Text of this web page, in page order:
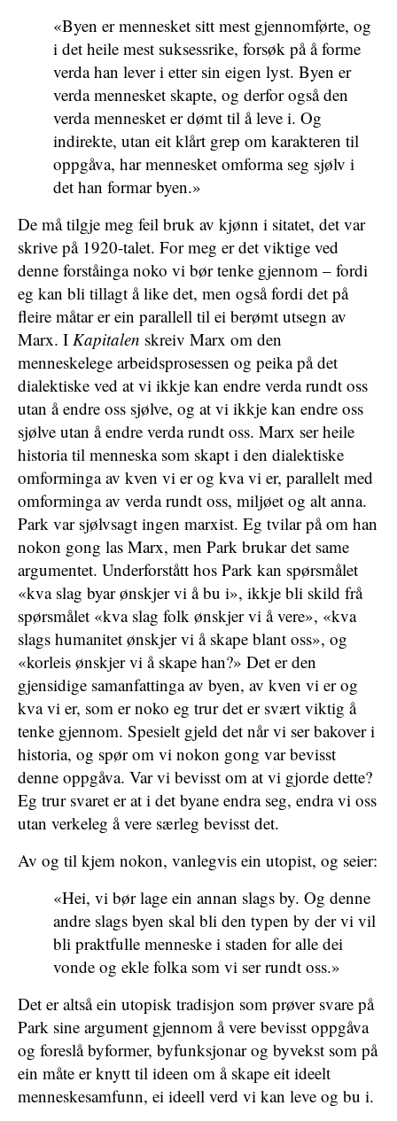
«Byen er mennesket sitt mest gjennomførte, og
i det heile mest suksessrike, forsøk på å forme
verda han lever i etter sin eigen lyst. Byen er
verda mennesket skapte, og derfor også den
verda mennesket er dømt til å leve i. Og
indirekte, utan eit klårt grep om karakteren til
oppgåva, har mennesket omforma seg sjølv i
det han formar byen.»
De må tilgje meg feil bruk av kjønn i sitatet, det var
skrive på 1920-talet. For meg er det viktige ved
denne forståinga noko vi bør tenke gjennom – fordi
eg kan bli tillagt å like det, men også fordi det på
fleire måtar er ein parallell til ei berømt utsegn av
Marx. I Kapitalen skreiv Marx om den
menneskelege arbeidsprosessen og peika på det
dialektiske ved at vi ikkje kan endre verda rundt oss
utan å endre oss sjølve, og at vi ikkje kan endre oss
sjølve utan å endre verda rundt oss. Marx ser heile
historia til menneska som skapt i den dialektiske
omforminga av kven vi er og kva vi er, parallelt med
omforminga av verda rundt oss, miljøet og alt anna.
Park var sjølvsagt ingen marxist. Eg tvilar på om han
nokon gong las Marx, men Park brukar det same
argumentet. Underforstått hos Park kan spørsmålet
«kva slag byar ønskjer vi å bu i», ikkje bli skild frå
spørsmålet «kva slag folk ønskjer vi å vere», «kva
slags humanitet ønskjer vi å skape blant oss», og
«korleis ønskjer vi å skape han?» Det er den
gjensidige samanfattinga av byen, av kven vi er og
kva vi er, som er noko eg trur det er svært viktig å
tenke gjennom. Spesielt gjeld det når vi ser bakover i
historia, og spør om vi nokon gong var bevisst
denne oppgåva. Var vi bevisst om at vi gjorde dette?
Eg trur svaret er at i det byane endra seg, endra vi oss
utan verkeleg å vere særleg bevisst det.
Av og til kjem nokon, vanlegvis ein utopist, og seier:
«Hei, vi bør lage ein annan slags by. Og denne
andre slags byen skal bli den typen by der vi vil
bli praktfulle menneske i staden for alle dei
vonde og ekle folka som vi ser rundt oss.»
Det er altså ein utopisk tradisjon som prøver svare på
Park sine argument gjennom å vere bevisst oppgåva
og foreslå byformer, byfunksjonar og byvekst som på
ein måte er knytt til ideen om å skape eit ideelt
menneskesamfunn, ei ideell verd vi kan leve og bu i.